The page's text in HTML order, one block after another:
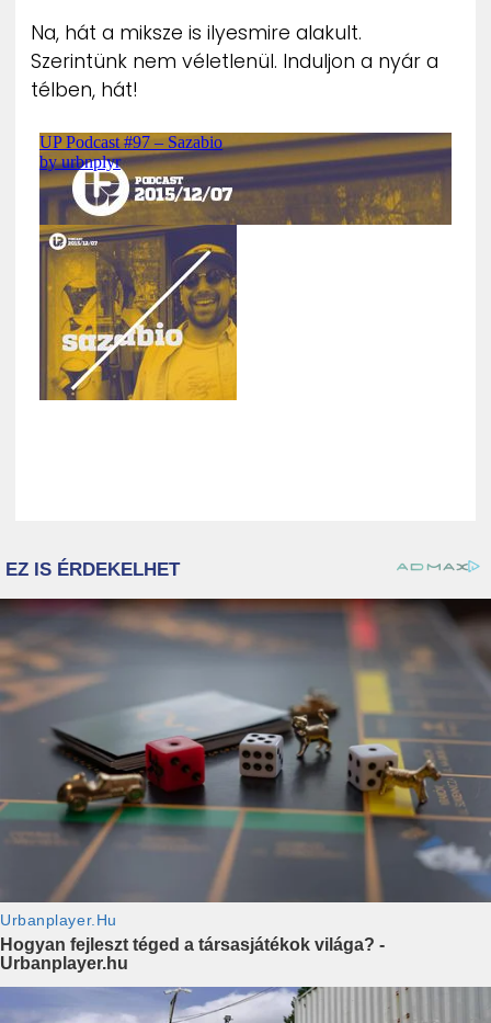
Na, hát a miksze is ilyesmire alakult.
Szerintünk nem véletlenül. Induljon a nyár a
télben, hát!